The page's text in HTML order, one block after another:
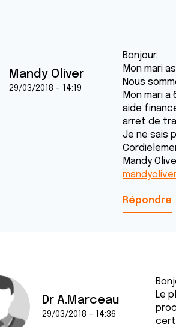
Mandy Oliver
29/03/2018 - 14:19
Bonjour.
Mon mari
Nous
Mon mari
aide
arret de
Je ne sais
Mandy
Répondre
Dr A.Marceau
29/03/2018 - 14:36
Le